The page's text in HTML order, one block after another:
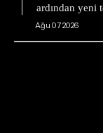
ardından yeni
Ağu 07 2026